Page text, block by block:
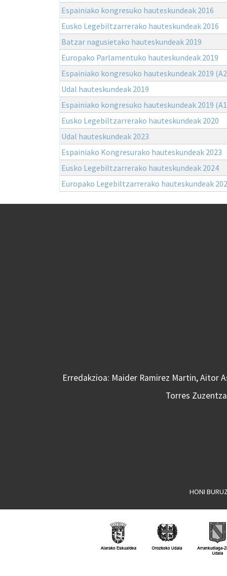
Espainiako kongresuko hauteskundeak 2016
Eusko Legebiltzarrerako hauteskundeak 2016
Batzar nagusietako hauteskundeak 2019
Europako Parlamentuko hauteskundeak 2019
Espainiako kongresuko hauteskundeak 2019
Udal hauteskundeak 2019
Espainiako kongresuko hauteskundeak 2019
Eusko Legebiltzarrerako hauteskundeak 2020
Udal hauteskundeak 2023
Espainiako Kongresurako hauteskundeak 2023
Eusko Legebiltzarrerako hauteskundeak 2024
Europako Legebiltzarrerako hauteskundeak
Erredakzioa: Maider Ramirez Martin, Aitor
Torres
HONI BURUZ